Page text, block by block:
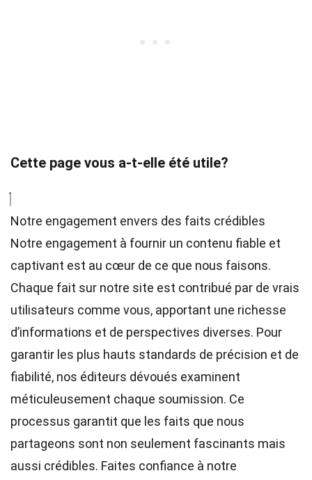
Cette page vous a-t-elle été utile?
Notre engagement envers des faits crédibles
Notre engagement à fournir un contenu fiable et
captivant est au cœur de ce que nous faisons.
Chaque fait sur notre site est contribué par de vrais
utilisateurs comme vous, apportant une richesse
d’informations et de perspectives diverses. Pour
garantir les plus hauts standards de précision et de
fiabilité, nos éditeurs dévoués examinent
méticuleusement chaque soumission. Ce
processus garantit que les faits que nous
partageons sont non seulement fascinants mais
aussi crédibles. Faites confiance à notre